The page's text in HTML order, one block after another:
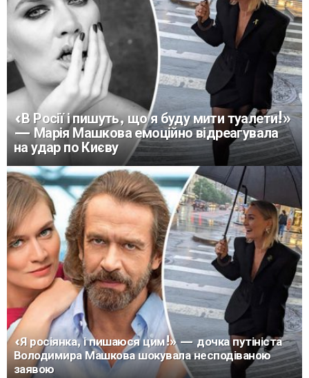
«В Росії і пишуть, що я буду мити туалети!»
— Марія Машкова емоційно відреагувала
на удар по Києву
«Я росіянка, і пишаюся цим!» — дочка путініста
Володимира Машкова шокувала несподіваною
заявою